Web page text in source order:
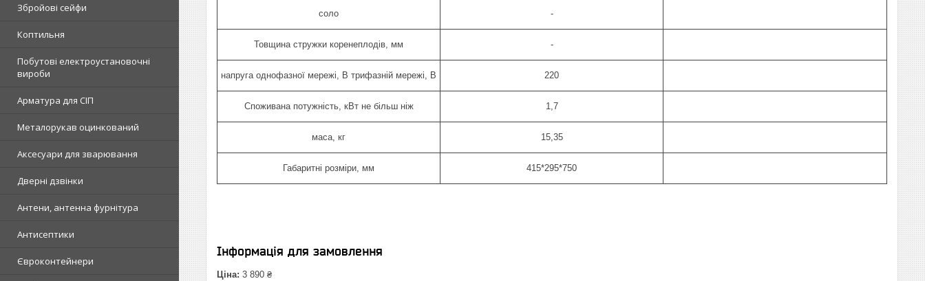
Збройові сейфи
Коптильня
Побутові електроустановочні
вироби
Арматура для СІП
Металорукав оцинкований
Аксесуари для зварювання
Дверні дзвінки
Антени, антенна фурнітура
Антисептики
Євроконтейнери
соло -
Товщина стружки коренеплодів, мм -
напруга однофазної мережі, В трифазній мережі, В 220
Споживана потужність, кВт не більш ніж 1,7
маса, кг 15,35
Габаритні розміри, мм 415*295*750
Інформація для замовлення
Ціна: 3 890 ₴